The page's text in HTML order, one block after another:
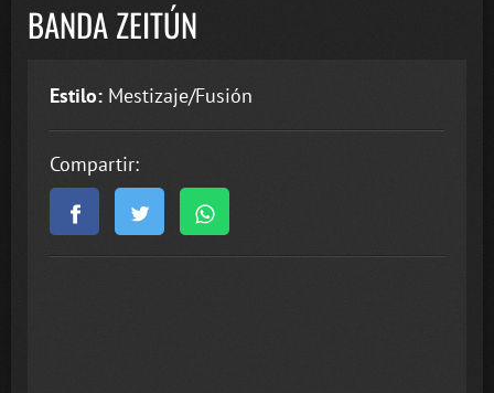
BANDA ZEITÚN
Estilo: Mestizaje/Fusión
Compartir: